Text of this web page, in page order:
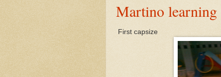
Martino learning
First capsize